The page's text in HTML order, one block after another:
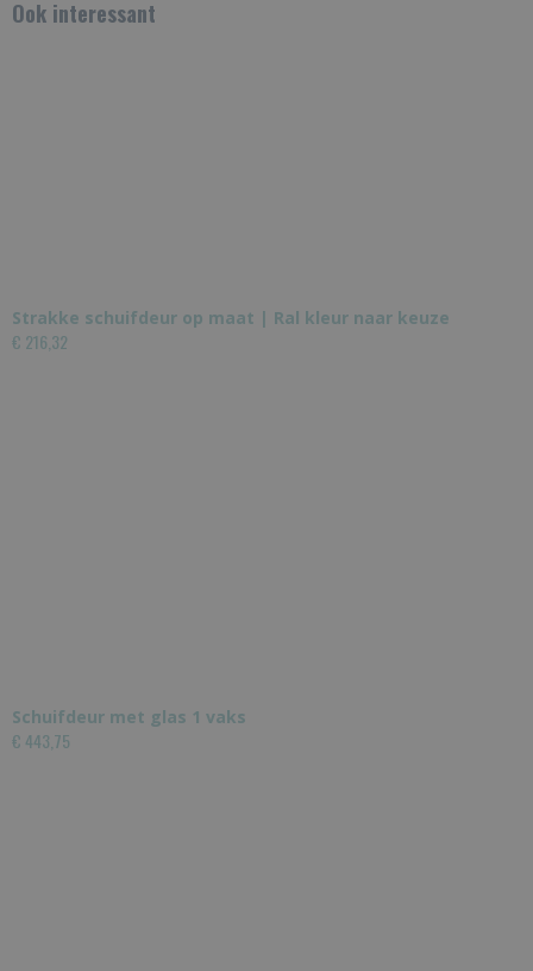
Ook interessant
Strakke schuifdeur op maat | Ral kleur naar keuze
€ 216,32
Schuifdeur met glas 1 vaks
€ 443,75